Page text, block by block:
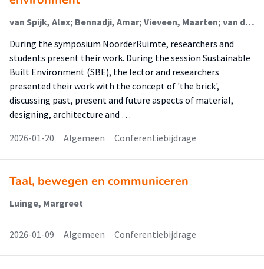
van Spijk, Alex; Bennadji, Amar; Vieveen, Maarten; van der Schoor, Tineke; Omlo, Pieter; Langendijk, Mireille ; Hamida, Hamza
During the symposium NoorderRuimte, researchers and
students present their work. During the session Sustainable
Built Environment (SBE), the lector and researchers
presented their work with the concept of 'the brick',
discussing past, present and future aspects of material,
designing, architecture and …
2026-01-20
Algemeen Conferentiebijdrage
Taal, bewegen en communiceren
Luinge, Margreet
2026-01-09 Algemeen Conferentiebijdrage